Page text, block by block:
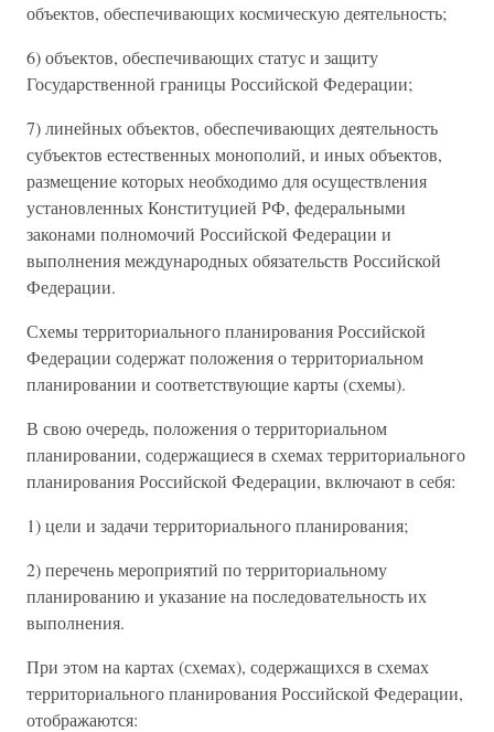
объектов, обеспечивающих космическую деятельность;
6) объектов, обеспечивающих статус и защиту
Государственной границы Российской Федерации;
7) линейных объектов, обеспечивающих деятельность
субъектов естественных монополий, и иных объектов,
размещение которых необходимо для осуществления
установленных Конституцией РФ, федеральными
законами полномочий Российской Федерации и
выполнения международных обязательств Российской
Федерации.
Схемы территориального планирования Российской
Федерации содержат положения о территориальном
планировании и соответствующие карты (схемы).
В свою очередь, положения о территориальном
планировании, содержащиеся в схемах территориального
планирования Российской Федерации, включают в себя:
1) цели и задачи территориального планирования;
2) перечень мероприятий по территориальному
планированию и указание на последовательность их
выполнения.
При этом на картах (схемах), содержащихся в схемах
территориального планирования Российской Федерации,
отображаются: